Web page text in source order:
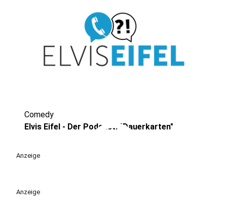
play_circle
Comedy
Elvis Eifel - Der Podcast: "Dauerkarten"
Anzeige
Anzeige